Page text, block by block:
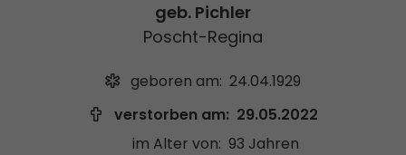
geb. Pichler
Poscht-Regina
geboren am: 24.04.1929
verstorben am: 29.05.2022
im Alter von: 93 Jahren